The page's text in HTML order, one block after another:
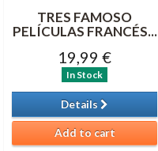
TRES FAMOSO
PELÍCULAS FRANCÉS...
19,99 €
In Stock
Details
Add to cart